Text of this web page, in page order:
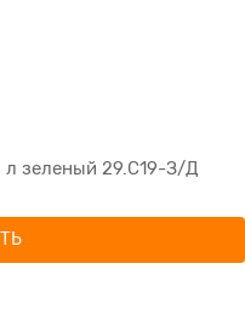
л зеленый 29.С19-З/Д